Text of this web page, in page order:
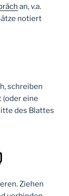
an, v.a.
notiert
schreiben
(oder eine
des Blattes
Ziehen